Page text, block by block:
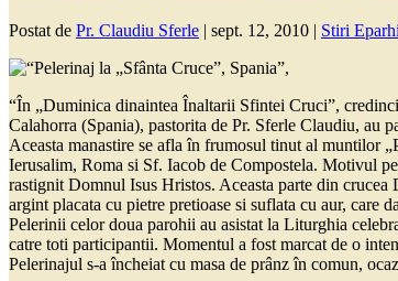
Postat de Pr. Claudiu Sferle | sept. 12, 2010 | Stiri
“În „Duminica dinaintea Înaltarii Sfintei Cruci”,
Calahorra (Spania), pastorita de Pr. Sferle Claudiu, au
Aceasta manastire se afla în frumosul tinut al muntilor
Ierusalim, Roma si Sf. Iacob de Compostela. Motivul
rastignit Domnul Isus Hristos. Aceasta parte din
argint placata cu pietre pretioase si suflata cu aur, care
Pelerinii celor doua parohii au asistat la Liturghia
catre toti participantii. Momentul a fost marcat de o
Pelerinajul s-a încheiat cu masa de prânz în comun,